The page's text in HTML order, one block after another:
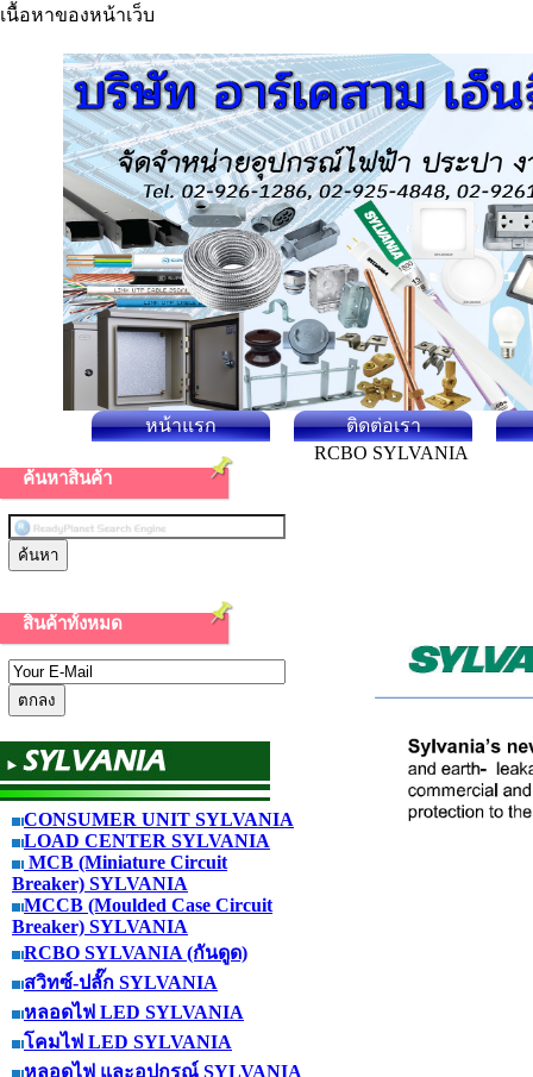
เนื้อหาของหน้าเว็บ
หน้าแรก ติดต่อเรา
ค้นหาสินค้า
สินค้าทั้งหมด
CONSUMER UNIT SYLVANIA
LOAD CENTER SYLVANIA
MCB (Miniature Circuit
Breaker) SYLVANIA
MCCB (Moulded Case Circuit
Breaker) SYLVANIA
RCBO SYLVANIA (กันดูด)
สวิทซ์-ปลั๊ก SYLVANIA
หลอดไฟ LED SYLVANIA
โคมไฟ LED SYLVANIA
หลอดไฟ และอุปกรณ์ SYLVANIA
RCBO SYLVANIA